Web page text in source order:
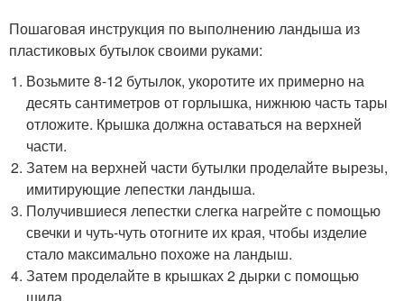
Пошаговая инструкция по выполнению ландыша из
пластиковых бутылок своими руками:
Возьмите 8-12 бутылок, укоротите их примерно на
десять сантиметров от горлышка, нижнюю часть тары
отложите. Крышка должна оставаться на верхней
части.
Затем на верхней части бутылки проделайте вырезы,
имитирующие лепестки ландыша.
Получившиеся лепестки слегка нагрейте с помощью
свечки и чуть-чуть отогните их края, чтобы изделие
стало максимально похоже на ландыш.
Затем проделайте в крышках 2 дырки с помощью